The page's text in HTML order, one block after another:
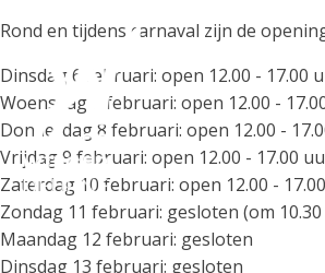
Rond en tijdens carnaval zijn de
Dinsdag 6 februari: open 12.00 - 17.00
Woensdag 7 februari: open 12.00 -
Donderdag 8 februari: open 12.00 -
Vrijdag 9 februari: open 12.00 - 17.00
Zaterdag 10 februari: open 12.00 -
Zondag 11 februari: gesloten (om
Maandag 12 februari: gesloten
Dinsdag 13 februari: gesloten